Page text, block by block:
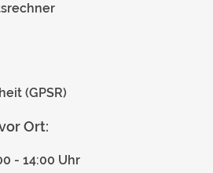
(GPSR)
Ort:
- 14:00 Uhr